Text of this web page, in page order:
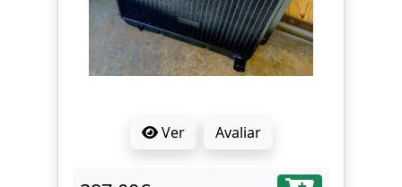
Ver Avaliar